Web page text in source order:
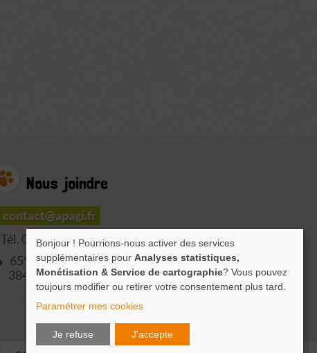
Nous joindre
contact@apagi.fr
Tél. 04 76 77 20 06
659 Route de L'Isère
38420 LE VERSOUD
Bonjour ! Pourrions-nous activer des services
supplémentaires pour Analyses statistiques,
Monétisation & Service de cartographie? Vous pouvez
toujours modifier ou retirer votre consentement plus tard.
Paramétrer mes cookies
Je refuse J'accepte